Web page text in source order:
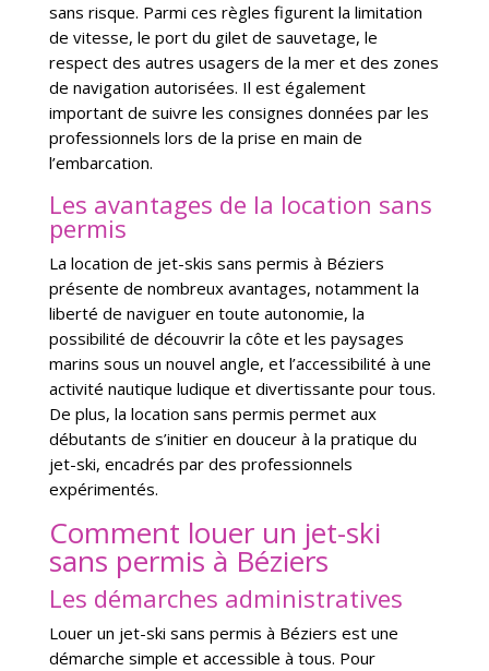
sans risque. Parmi ces règles figurent la limitation
de vitesse, le port du gilet de sauvetage, le
respect des autres usagers de la mer et des zones
de navigation autorisées. Il est également
important de suivre les consignes données par les
professionnels lors de la prise en main de
l’embarcation.
Les avantages de la location sans
permis
La location de jet-skis sans permis à Béziers
présente de nombreux avantages, notamment la
liberté de naviguer en toute autonomie, la
possibilité de découvrir la côte et les paysages
marins sous un nouvel angle, et l’accessibilité à une
activité nautique ludique et divertissante pour tous.
De plus, la location sans permis permet aux
débutants de s’initier en douceur à la pratique du
jet-ski, encadrés par des professionnels
expérimentés.
Comment louer un jet-ski
sans permis à Béziers
Les démarches administratives
Louer un jet-ski sans permis à Béziers est une
démarche simple et accessible à tous. Pour